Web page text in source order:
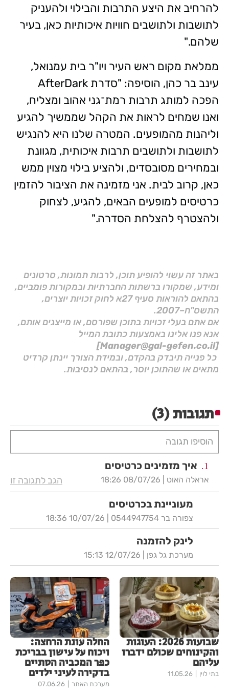
להרחיב את היצע התרבות והבילוי ולהעניק
לתושבות ולתושבים חוויות איכותיות כאן, בעיר
שלהם."
ממלאת מקום ראש העיר ויו"ר בית עמנואל,
עינב בר כהן, הוסיפה: "סדרת AfterDark
הפכה למותג תרבות רמת־גני אהוב ומצליח,
ואנו שמחים לראות את הקהל שממשיך להגיע
וליהנות מהמופעים. המטרה שלנו היא להנגיש
לתושבות ולתושבים תרבות איכותית, מגוונת
ובמחירים מסובסדים, ולהציע בילוי מצוין ממש
כאן, קרוב לבית. אני מזמינה את הציבור להזמין
כרטיסים למופעים הבאים, להגיע, לצחוק
ולהצטרף להצלחת הסדרה."
באתר זה עשוי להופיע תוכן, לרבות תמונות, סרטונים
ומידע, שמקורו ברשתות החברתיות ובמקורות פומביים,
בהתאם להוראות סעיף 27א לחוק זכויות יוצרים,
התשס"ח–2007.
אם אתם בעלי זכויות בתוכן שפורסם, או מייצגים אותם,
אנא פנו אלינו באמצעות כתובת המייל
[Manager@gal-gefen.co.il]
כל פנייה תיבדק בהקדם, ובמידת הצורך יינתן קרדיט
מתאים או שהתוכן יוסר, בהתאם לנסיבות.
תגובות(3)
הוסיפו תגובה
1. איך מזמינים כרטיסים
אראלה האוט | 08/07/26 18:26 הגב לתגובה זו
מעוניינת בכרטיסים
צפורה בר 0544947754 | 10/07/26 18:36
לינק להזמנה
מערכת גל גפן | 12/07/26 15:13
שבועות 2026: העוגות
והקינוחים שכולם ידברו
עליהם
בתי לוין 11.05.26
החלה עונת הרחצה:
ויכוח על עישון בבריכת
כפר המכביה הסתיים
בדקירה לעיני ילדים
מערכת האתר 07.06.26